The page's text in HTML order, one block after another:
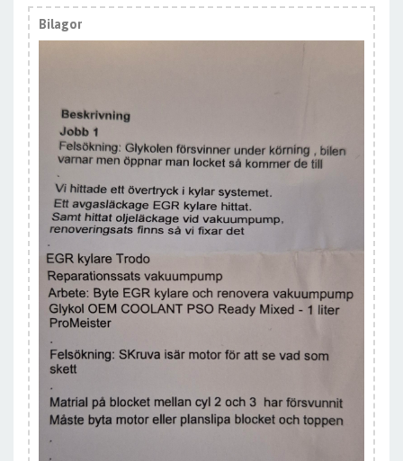
Bilagor